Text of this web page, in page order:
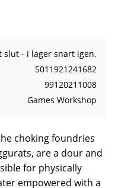
slut - i lager snart igen.
5011921241682
99120211008
Games Workshop
choking foundries
are a dour and
for physically
empowered with a